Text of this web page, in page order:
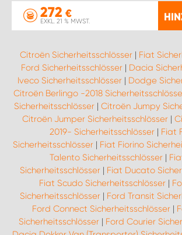
272 €
EXKL. 21 % MWST.
Citroën Sicherheitsschlösser | Fiat
Ford Sicherheitsschlösser | Dacia
Iveco Sicherheitsschlösser | Dodge
Citroën Berlingo -2018
Sicherheitsschlösser | Citroën Jumpy
Citroën Jumper Sicherheitsschlösser |
2019- Sicherheitsschlösser| Fiat
Sicherheitsschlösser| Fiat Fiorino
Talento Sicherheitsschlösser |
Sicherheitsschlösser| Fiat Ducato
Fiat Scudo Sicherheitsschlösser|
Sicherheitsschlösser | Ford Transit
Ford Connect Sicherheitsschlösser |
Sicherheitsschlösser | Ford Courier